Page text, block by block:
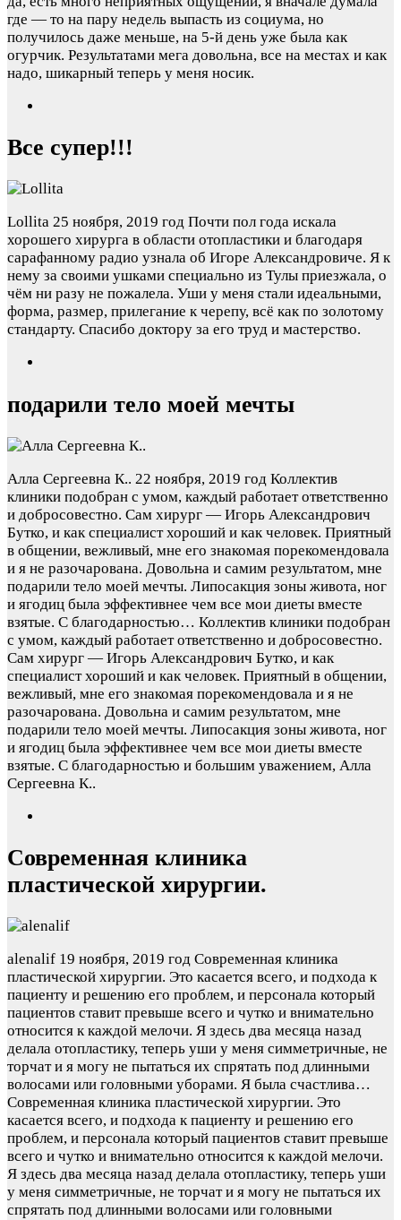
где — то на пару недель выпасть из социума, но
получилось даже меньше, на 5-й день уже была как
огурчик. Результатами мега довольна, все на местах и как
надо, шикарный теперь у меня носик.
Все супер!!!
Lollita 25 ноября, 2019 год Почти пол года искала
хорошего хирурга в области отопластики и благодаря
сарафанному радио узнала об Игоре Александровиче. Я к
нему за своими ушками специально из Тулы приезжала, о
чём ни разу не пожалела. Уши у меня стали идеальными,
форма, размер, прилегание к черепу, всё как по золотому
стандарту. Спасибо доктору за его труд и мастерство.
подарили тело моей мечты
Алла Сергеевна К.. 22 ноября, 2019 год Коллектив
клиники подобран с умом, каждый работает ответственно
и добросовестно. Сам хирург — Игорь Александрович
Бутко, и как специалист хороший и как человек. Приятный
в общении, вежливый, мне его знакомая порекомендовала
и я не разочарована. Довольна и самим результатом, мне
подарили тело моей мечты. Липосакция зоны живота, ног
и ягодиц была эффективнее чем все мои диеты вместе
взятые. С благодарностью… Коллектив клиники подобран
с умом, каждый работает ответственно и добросовестно.
Сам хирург — Игорь Александрович Бутко, и как
специалист хороший и как человек. Приятный в общении,
вежливый, мне его знакомая порекомендовала и я не
разочарована. Довольна и самим результатом, мне
подарили тело моей мечты. Липосакция зоны живота, ног
и ягодиц была эффективнее чем все мои диеты вместе
взятые. С благодарностью и большим уважением, Алла
Сергеевна К..
Современная клиника
пластической хирургии.
alenalif 19 ноября, 2019 год Современная клиника
пластической хирургии. Это касается всего, и подхода к
пациенту и решению его проблем, и персонала который
пациентов ставит превыше всего и чутко и внимательно
относится к каждой мелочи. Я здесь два месяца назад
делала отопластику, теперь уши у меня симметричные, не
торчат и я могу не пытаться их спрятать под длинными
волосами или головными уборами. Я была счастлива…
Современная клиника пластической хирургии. Это
касается всего, и подхода к пациенту и решению его
проблем, и персонала который пациентов ставит превыше
всего и чутко и внимательно относится к каждой мелочи.
Я здесь два месяца назад делала отопластику, теперь уши
у меня симметричные, не торчат и я могу не пытаться их
спрятать под длинными волосами или головными